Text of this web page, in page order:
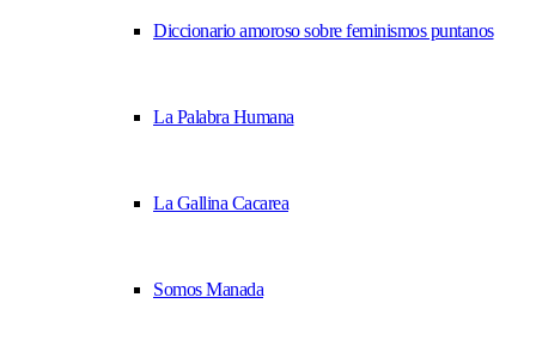
Diccionario amoroso sobre feminismos puntanos
La Palabra Humana
La Gallina Cacarea
Somos Manada